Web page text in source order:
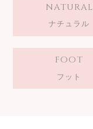
NATURAL
ナチュラル
FOOT
フット